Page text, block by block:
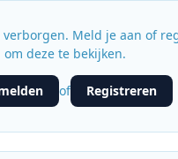
verborgen. Meld je aan of
om deze te bekijken.
of Registreren